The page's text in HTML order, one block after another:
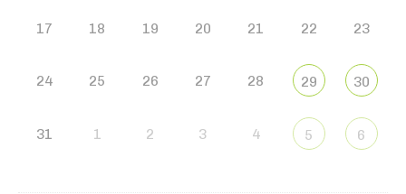
17 18 19 20 21 22 23
24 25 26 27 28 29 30
31 1 2 3 4 5 6